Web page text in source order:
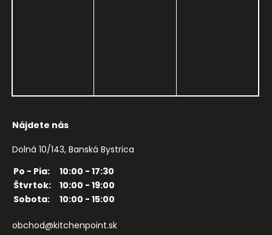
Nájdete nás
Dolná 10/143, Banská Bystrica
Po - Pia:
10:00 - 17:30
Štvrtok:
10:00 - 19:00
Sobota:
10:00 - 15:00
obchod@kitchenpoint.sk